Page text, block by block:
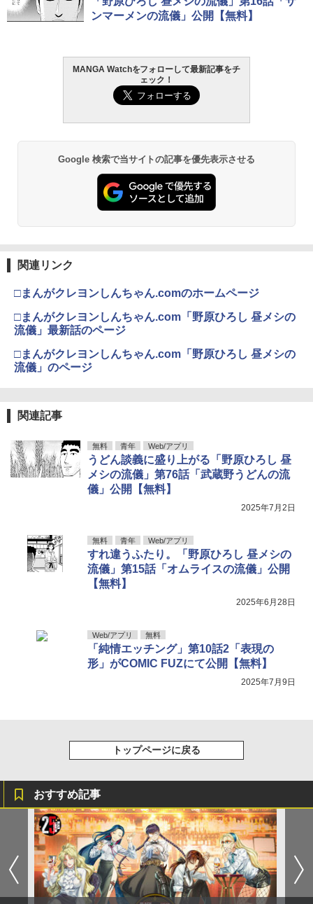
ンマーメンの流儀」公開【無料】
MANGA Watchをフォローして最新記事をチ
ェック！
Google 検索で当サイトの記事を優先表示させる
関連リンク
□まんがクレヨンしんちゃん.comのホームページ
□まんがクレヨンしんちゃん.com「野原ひろし 昼メシの
流儀」最新話のページ
□まんがクレヨンしんちゃん.com「野原ひろし 昼メシの
流儀」のページ
関連記事
無料 青年 Web/アプリ
うどん談義に盛り上がる「野原ひろし 昼
メシの流儀」第76話「武蔵野うどんの流
儀」公開【無料】
2025年7月2日
無料 青年 Web/アプリ
すれ違うふたり。「野原ひろし 昼メシの
流儀」第15話「オムライスの流儀」公開
【無料】
2025年6月28日
Web/アプリ 無料
「純情エッチング」第10話2「表現の
形」がCOMIC FUZにて公開【無料】
2025年7月9日
トップページに戻る
おすすめ記事